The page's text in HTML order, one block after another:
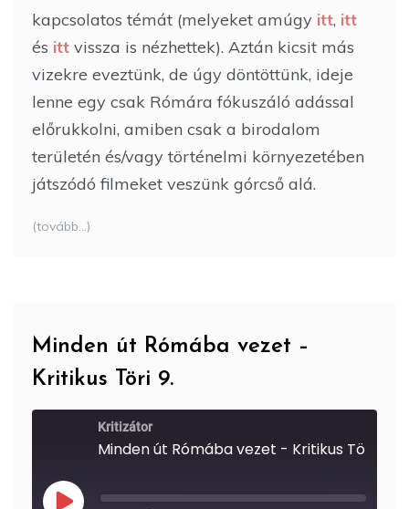
kapcsolatos témát (melyeket amúgy itt, itt
és itt vissza is nézhettek). Aztán kicsit más
vizekre eveztünk, de úgy döntöttünk, ideje
lenne egy csak Rómára fókuszáló adással
előrukkolni, amiben csak a birodalom
területén és/vagy történelmi környezetében
játszódó filmeket veszünk górcső alá.
(tovább…)
Minden út Rómába vezet –
Kritikus Töri 9.
Kritizátor
Minden út Rómába vezet - Kritikus Töri 9.